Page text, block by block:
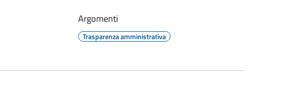
Argomenti
Trasparenza amministrativa